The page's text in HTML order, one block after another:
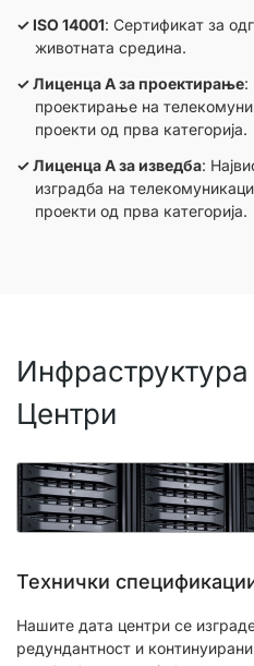
ISO 14001: Сертификат за
животната средина.
Лиценца А за проектирање:
проектирање на
проекти од прва категорија.
Лиценца А за изведба:
изградба на
проекти од прва категорија.
Центри
Технички
Нашите дата центри се
редундантност и